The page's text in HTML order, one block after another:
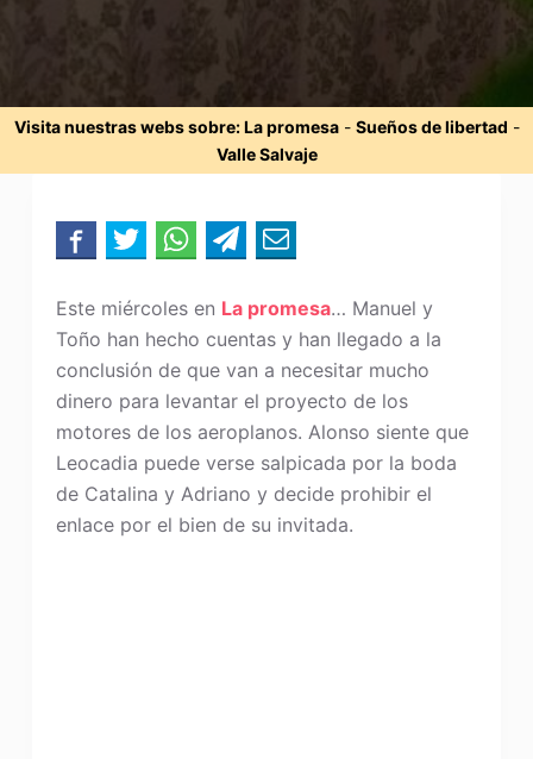
Visita nuestras webs sobre:La promesa- Sueños de libertad -
Valle Salvaje
Este miércoles en La promesa… Manuel y
Toño han hecho cuentas y han llegado a la
conclusión de que van a necesitar mucho
dinero para levantar el proyecto de los
motores de los aeroplanos. Alonso siente que
Leocadia puede verse salpicada por la boda
de Catalina y Adriano y decide prohibir el
enlace por el bien de su invitada.